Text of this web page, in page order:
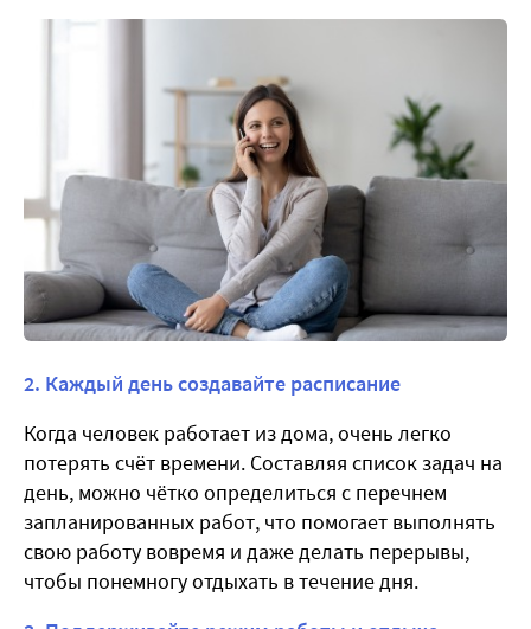
2. Каждый день создавайте расписание
Когда человек работает из дома, очень легко
потерять счёт времени. Составляя список задач на
день, можно чётко определиться с перечнем
запланированных работ, что помогает выполнять
свою работу вовремя и даже делать перерывы,
чтобы понемногу отдыхать в течение дня.